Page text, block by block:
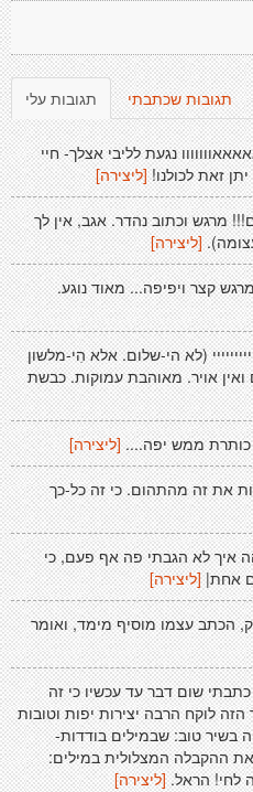
תגובות עלי תגובות שכתבתי
נגעת לליבי אצלך- חיי
זאת לכולנו! [ליצירה]
מרגש וכתוב נהדר. אגב, אין לך
[ליצירה]
קצר ויפיפה... מאוד נוגע.
(לא הי-שלום. אלא הִי-מלשון
אויר. מאוהבת עמוקות. כבשת
כותרת ממש יפה....[ליצירה]
את זה מהתהום. כי זה כל-כך
איך לא הגבתי פה אף פעם, כי
אחת| [ליצירה]
הכתב עצמו מוסיף מימד, ואומר
שום דבר עד עכשיו כי זה
לוקח הרבה יצירות יפות וטובות
בשיר טוב: שבמילים בודדות-
ההקבלה המצלולית במילים:
לחי! הראל.[ליצירה]